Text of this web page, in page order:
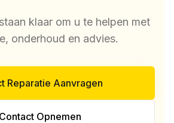
klaar om u te helpen met
onderhoud en advies.
Reparatie Aanvragen
Contact Opnemen